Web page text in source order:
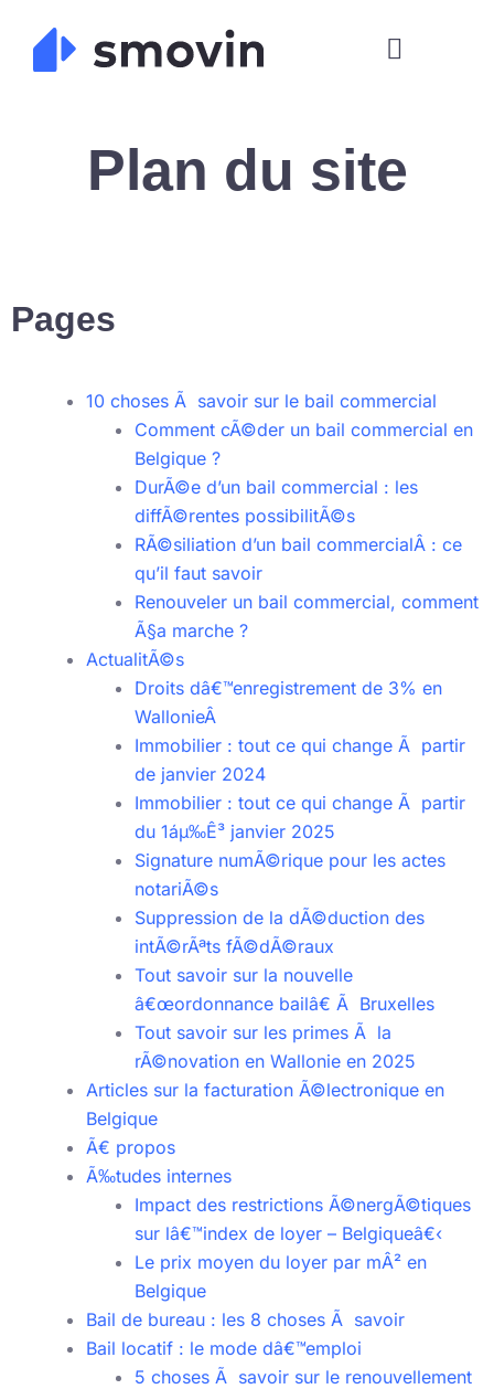
content
Plan du site
Pages
10 choses Ã savoir sur le bail commercial
Comment cÃ©der un bail commercial en
Belgique ?
DurÃ©e d’un bail commercial : les
diffÃ©rentes possibilitÃ©s
RÃ©siliation d’un bail commercialÂ : ce
qu’il faut savoir
Renouveler un bail commercial, comment
Ã§a marche ?
ActualitÃ©s
Droits dâ€™enregistrement de 3% en
WallonieÂ
Immobilier : tout ce qui change Ã partir
de janvier 2024
Immobilier : tout ce qui change Ã partir
du 1áµ‰Ê³ janvier 2025
Signature numÃ©rique pour les actes
notariÃ©s
Suppression de la dÃ©duction des
intÃ©rÃªts fÃ©dÃ©raux
Tout savoir sur la nouvelle
â€œordonnance bailâ€ Ã Bruxelles
Tout savoir sur les primes Ã la
rÃ©novation en Wallonie en 2025
Articles sur la facturation Ã©lectronique en
Belgique
Ã€ propos
Ã‰tudes internes
Impact des restrictions Ã©nergÃ©tiques
sur lâ€™index de loyer – Belgiqueâ€‹
Le prix moyen du loyer par mÂ² en
Belgique
Bail de bureau : les 8 choses Ã savoir
Bail locatif : le mode dâ€™emploi
5 choses Ã savoir sur le renouvellement